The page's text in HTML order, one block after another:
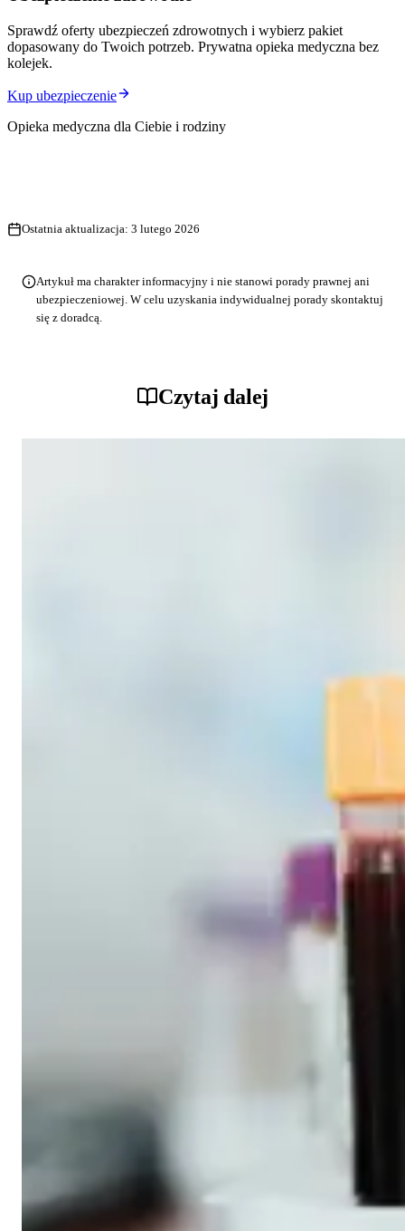
Sprawdź oferty ubezpieczeń zdrowotnych i wybierz pakiet
dopasowany do Twoich potrzeb. Prywatna opieka medyczna bez
kolejek.
Kup ubezpieczenie
Opieka medyczna dla Ciebie i rodziny
Ostatnia aktualizacja: 3 lutego 2026
Artykuł ma charakter informacyjny i nie stanowi porady prawnej ani
ubezpieczeniowej. W celu uzyskania indywidualnej porady skontaktuj
się z doradcą.
Czytaj dalej